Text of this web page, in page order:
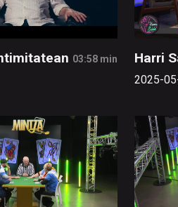
03:58 min Harri
2025-